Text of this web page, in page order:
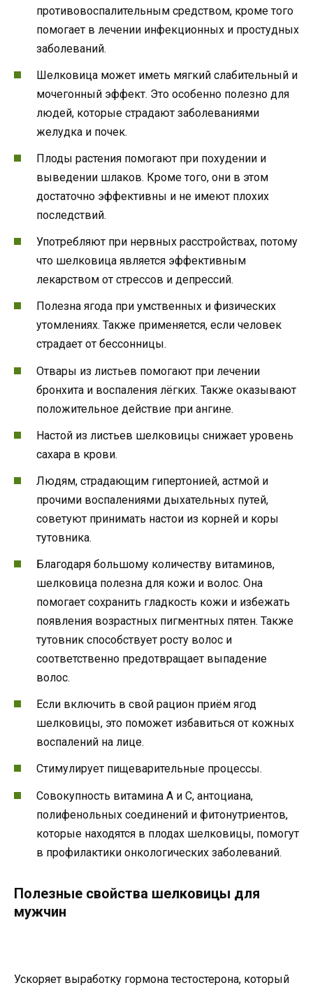
противовоспалительным средством, кроме того
помогает в лечении инфекционных и простудных
заболеваний.
Шелковица может иметь мягкий слабительный и
мочегонный эффект. Это особенно полезно для
людей, которые страдают заболеваниями
желудка и почек.
Плоды растения помогают при похудении и
выведении шлаков. Кроме того, они в этом
достаточно эффективны и не имеют плохих
последствий.
Употребляют при нервных расстройствах, потому
что шелковица является эффективным
лекарством от стрессов и депрессий.
Полезна ягода при умственных и физических
утомлениях. Также применяется, если человек
страдает от бессонницы.
Отвары из листьев помогают при лечении
бронхита и воспаления лёгких. Также оказывают
положительное действие при ангине.
Настой из листьев шелковицы снижает уровень
сахара в крови.
Людям, страдающим гипертонией, астмой и
прочими воспалениями дыхательных путей,
советуют принимать настои из корней и коры
тутовника.
Благодаря большому количеству витаминов,
шелковица полезна для кожи и волос. Она
помогает сохранить гладкость кожи и избежать
появления возрастных пигментных пятен. Также
тутовник способствует росту волос и
соответственно предотвращает выпадение
волос.
Если включить в свой рацион приём ягод
шелковицы, это поможет избавиться от кожных
воспалений на лице.
Стимулирует пищеварительные процессы.
Совокупность витамина А и С, антоциана,
полифенольных соединений и фитонутриентов,
которые находятся в плодах шелковицы, помогут
в профилактики онкологических заболеваний.
Полезные свойства шелковицы для
мужчин
Ускоряет выработку гормона тестостерона, который